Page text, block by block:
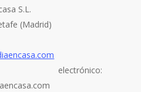
S.L.
(Madrid)